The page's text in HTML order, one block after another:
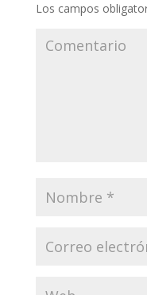
Los campos